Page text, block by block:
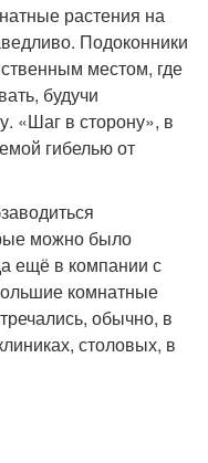
растения на
Подоконники
местом, где
будучи
«Шаг в сторону», в
гибелью от
можно было
ещё в компании с
комнатные
обычно, в
столовых, в